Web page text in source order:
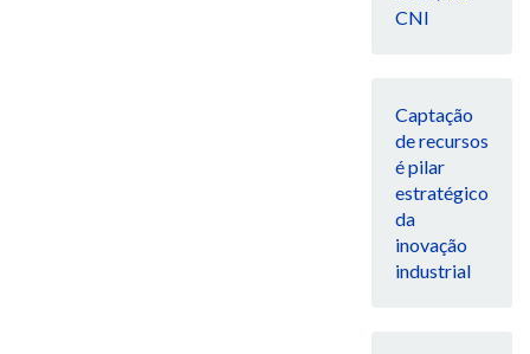
CNI
Captação
de recursos
é pilar
estratégico
da
inovação
industrial